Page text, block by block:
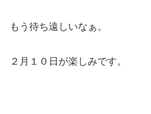
もう待ち遠しいなぁ。
２月１０日が楽しみです。